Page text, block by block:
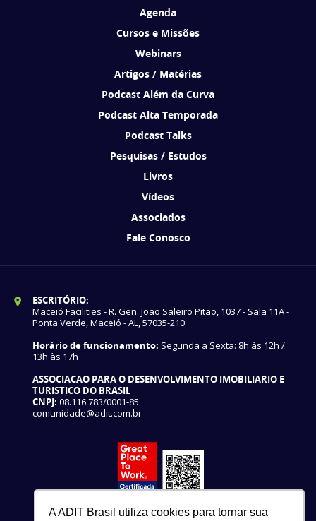
A ADIT Brasil utiliza cookies para tornar sua
Agenda
Cursos e Missões
Webinars
Artigos / Matérias
Podcast Além da Curva
Podcast Alta Temporada
Podcast Talks
Pesquisas / Estudos
Livros
Vídeos
Associados
Fale Conosco
ESCRITÓRIO:
Maceió Facilities - R. Gen. João Saleiro Pitão, 1037 - Sala 11A -
Ponta Verde, Maceió - AL, 57035-210
Horário de funcionamento: Segunda a Sexta: 8h às 12h /
13h às 17h
ASSOCIACAO PARA O DESENVOLVIMENTO IMOBILIARIO E
TURISTICO DO BRASIL
CNPJ: 08.116.783/0001-85
comunidade@adit.com.br